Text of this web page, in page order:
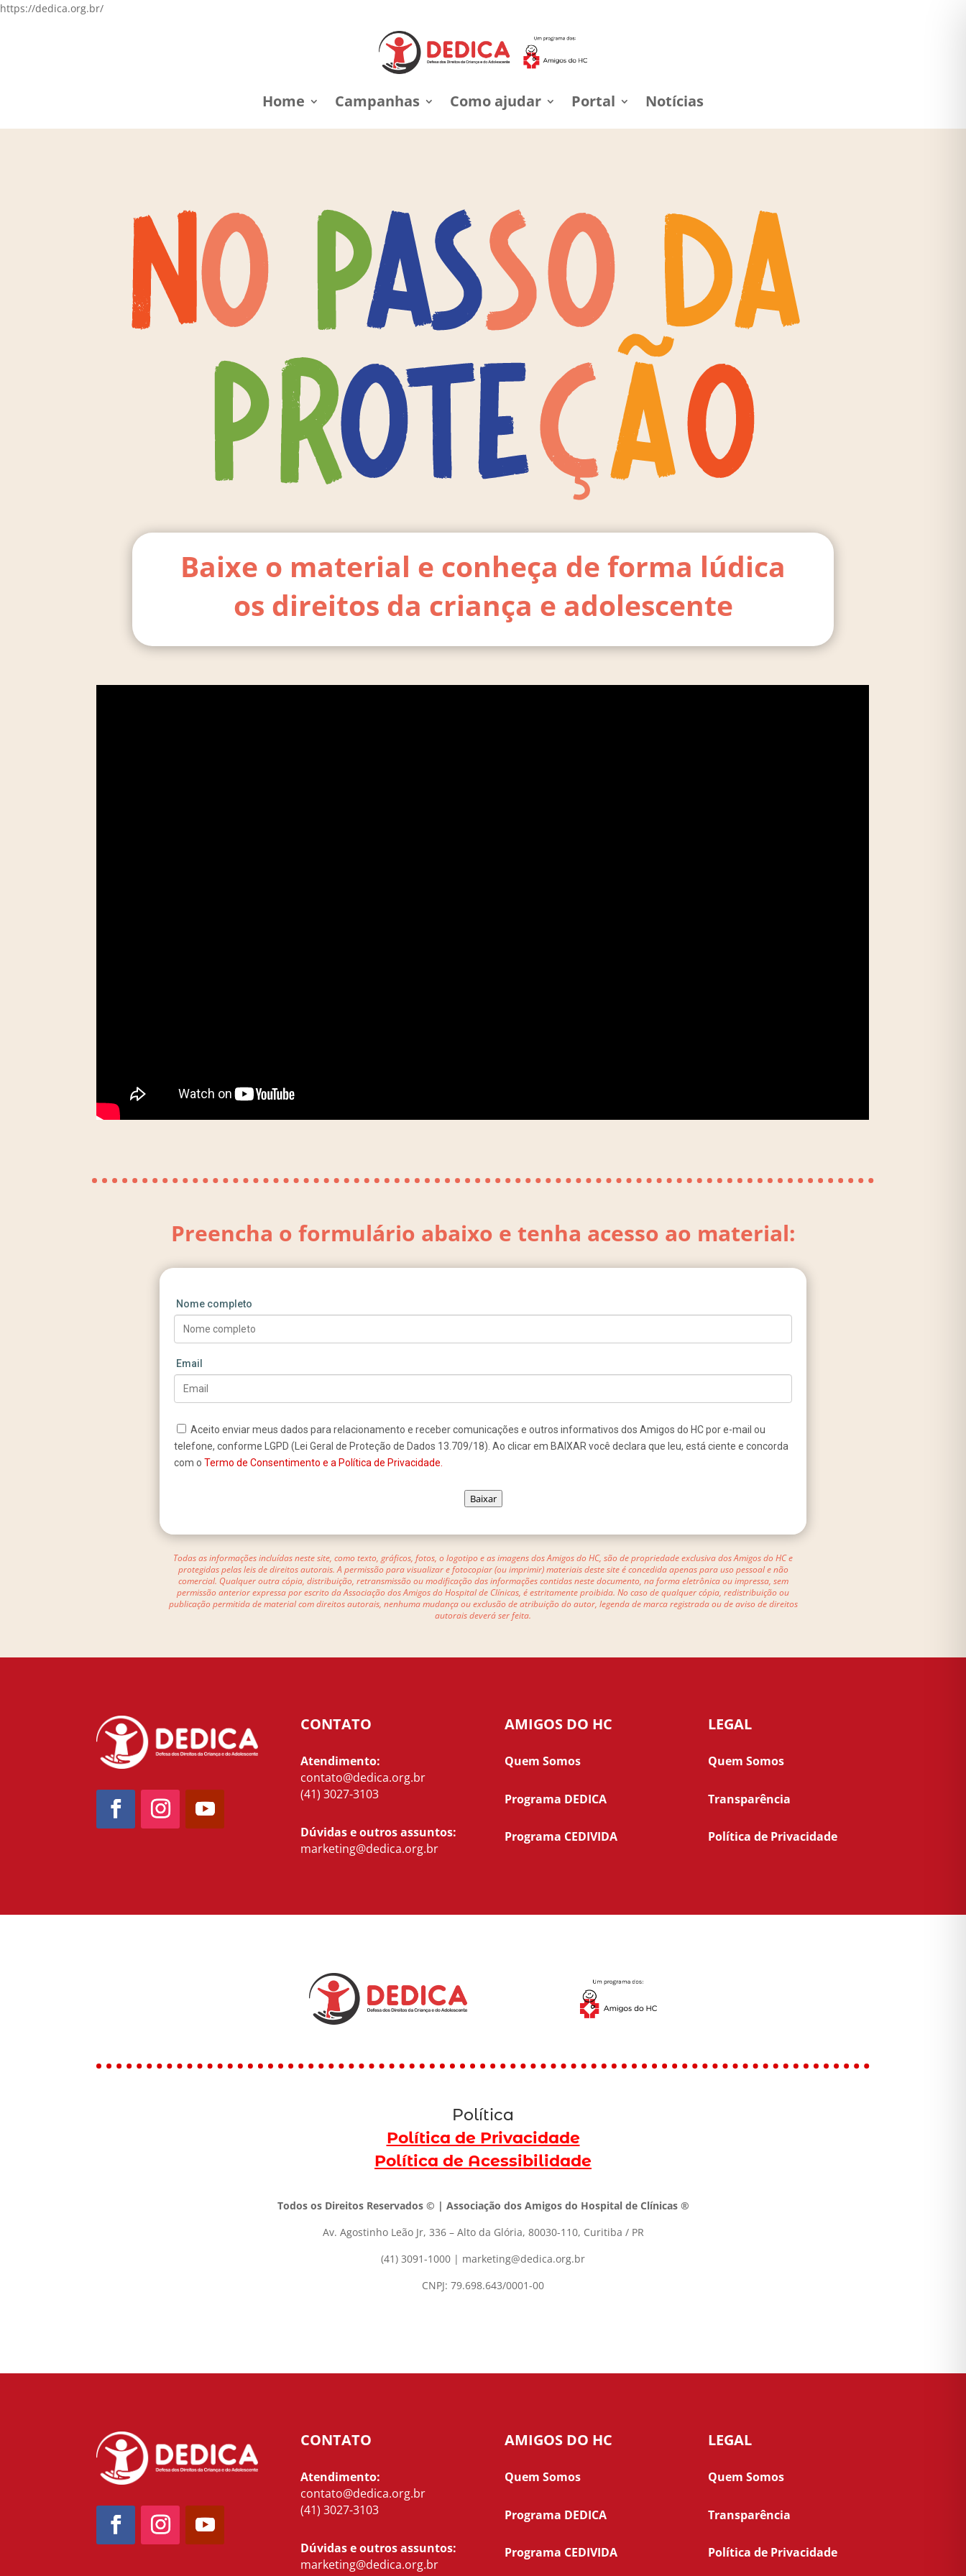
https://dedica.org.br/
Home Campanhas Como ajudar Portal Notícias
Baixe o material e conheça de forma lúdica
os direitos da criança e adolescente
Preencha o formulário abaixo e tenha acesso ao material:
Nome completo
Email
Aceito enviar meus dados para relacionamento e receber comunicações e outros informativos dos Amigos do HC por e-mail ou
telefone, conforme LGPD (Lei Geral de Proteção de Dados 13.709/18). Ao clicar em BAIXAR você declara que leu, está ciente e concorda
com o Termo de Consentimento e a Política de Privacidade.
Baixar
Todas as informações incluídas neste site, como texto, gráficos, fotos, o logotipo e as imagens dos Amigos do HC, são de propriedade exclusiva dos Amigos do HC e
protegidas pelas leis de direitos autorais. A permissão para visualizar e fotocopiar (ou imprimir) materiais deste site é concedida apenas para uso pessoal e não
comercial. Qualquer outra cópia, distribuição, retransmissão ou modificação das informações contidas neste documento, na forma eletrônica ou impressa, sem
permissão anterior expressa por escrito da Associação dos Amigos do Hospital de Clínicas, é estritamente proibida. No caso de qualquer cópia, redistribuição ou
publicação permitida de material com direitos autorais, nenhuma mudança ou exclusão de atribuição do autor, legenda de marca registrada ou de aviso de direitos
autorais deverá ser feita.
CONTATO
Atendimento:
contato@dedica.org.br
(41) 3027-3103
Dúvidas e outros assuntos:
marketing@dedica.org.br
AMIGOS DO HC
Quem Somos
Programa DEDICA
Programa CEDIVIDA
LEGAL
Quem Somos
Transparência
Política de Privacidade
Política
Política de Privacidade
Política de Acessibilidade
Todos os Direitos Reservados © | Associação dos Amigos do Hospital de Clínicas ®
Av. Agostinho Leão Jr, 336 – Alto da Glória, 80030-110, Curitiba / PR
(41) 3091-1000 | marketing@dedica.org.br
CNPJ: 79.698.643/0001-00
CONTATO
Atendimento:
contato@dedica.org.br
(41) 3027-3103
Dúvidas e outros assuntos:
marketing@dedica.org.br
AMIGOS DO HC
Quem Somos
Programa DEDICA
Programa CEDIVIDA
LEGAL
Quem Somos
Transparência
Política de Privacidade